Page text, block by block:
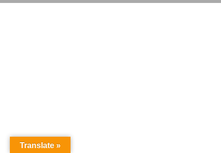
Translate »